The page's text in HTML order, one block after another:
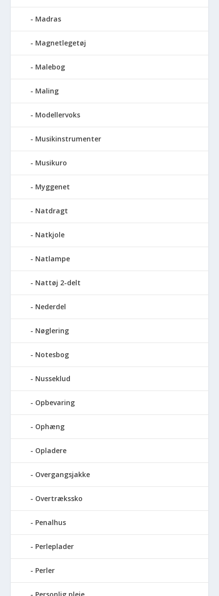
Madras
Magnetlegetøj
Malebog
Maling
Modellervoks
Musikinstrumenter
Musikuro
Myggenet
Natdragt
Natkjole
Natlampe
Nattøj 2-delt
Nederdel
Nøglering
Notesbog
Nusseklud
Opbevaring
Ophæng
Opladere
Overgangsjakke
Overtrækssko
Penalhus
Perleplader
Perler
Personlig pleje